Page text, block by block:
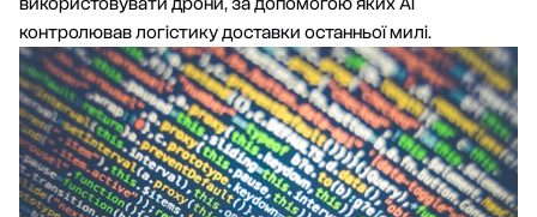
контролював логістику доставки останньої милі.